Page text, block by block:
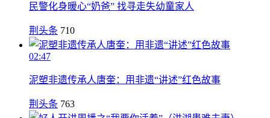
民警化身暖心“奶爸” 找寻走失幼童家人
荆头条 710
02:47
泥塑非遗传承人唐奎：用非遗“讲述”红色故事
荆头条 763